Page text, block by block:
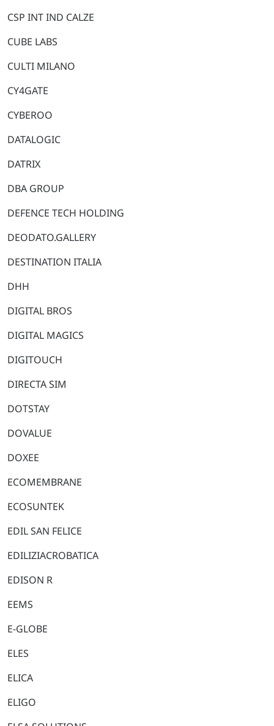
CSP INT IND CALZE
CUBE LABS
CULTI MILANO
CY4GATE
CYBEROO
DATALOGIC
DATRIX
DBA GROUP
DEFENCE TECH HOLDING
DEODATO.GALLERY
DESTINATION ITALIA
DHH
DIGITAL BROS
DIGITAL MAGICS
DIGITOUCH
DIRECTA SIM
DOTSTAY
DOVALUE
DOXEE
ECOMEMBRANE
ECOSUNTEK
EDIL SAN FELICE
EDILIZIACROBATICA
EDISON R
EEMS
E-GLOBE
ELES
ELICA
ELIGO